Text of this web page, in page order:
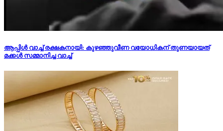
ആപ്പിള്‍ വാച്ച് രക്ഷകനായി: കുഴഞ്ഞുവീണ വയോധികന് തുണയായത്
മക്കള്‍ സമ്മാനിച്ച വാച്ച്